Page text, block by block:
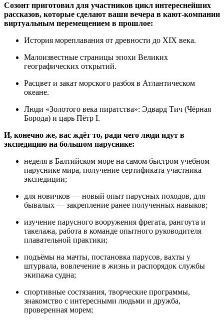
Созонт приготовил для участников цикл интереснейших
рассказов, которые сделают ваши вечера в кают-компании
виртуальным перемещением в прошлое:
История мореплавания от древности до XIX века.
Малоизвестные страницы эпохи Великих
географических открытий.
Расцвет и закат морского разбоя в Атлантическом
океане.
Люди «Золотого века пиратства»: Эдвард Тич (Чёрная
Борода) и царь Пётр I.
И, конечно же, вас ждёт то, ради чего люди идут в
экспедицию на большом паруснике:
неделя в Балтийском море на самом быстром учебном
паруснике мира, получение сертификата участника
экспедиции;
для новичков — новый опыт парусных походов, для
бывалых — закрепление ранее полученных навыков;
изучение парусного вооружения фрегата, рангоута и
такелажа, работа в команде опытного руководителя
плавательной практики;
подъёмы на мачты, постановка парусов, вахты у
штурвала, вовлечение в жизнь и распорядок службы
экипажа судна;
спортивные состязания, творческие программы,
знакомство с интересными людьми и дружба,
проверенная морем;